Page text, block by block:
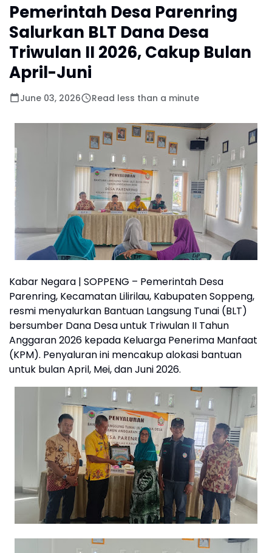
Pemerintah Desa Parenring
Salurkan BLT Dana Desa
Triwulan II 2026, Cakup Bulan
April-Juni
June 03, 2026 Read less than a minute
Kabar Negara | SOPPENG – Pemerintah Desa
Parenring, Kecamatan Lilirilau, Kabupaten Soppeng,
resmi menyalurkan Bantuan Langsung Tunai (BLT)
bersumber Dana Desa untuk Triwulan II Tahun
Anggaran 2026 kepada Keluarga Penerima Manfaat
(KPM). Penyaluran ini mencakup alokasi bantuan
untuk bulan April, Mei, dan Juni 2026.